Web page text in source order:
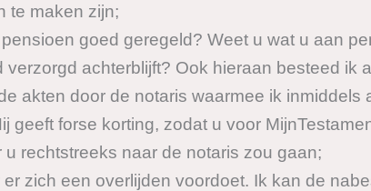
te maken zijn;
goed geregeld? Weet u wat u aan
verzorgd achterblijft? Ook hieraan besteed ik
akten door de notaris waarmee ik inmiddels
geeft forse korting, zodat u voor
rechtstreeks naar de notaris zou gaan;
zich een overlijden voordoet. Ik kan de